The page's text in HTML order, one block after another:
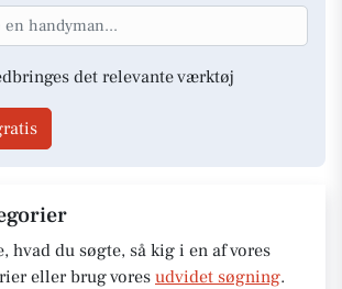
det relevante værktøj
hvad du søgte, så kig i en af vores
eller brug vores udvidet søgning.